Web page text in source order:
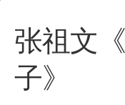
张祖文
子》